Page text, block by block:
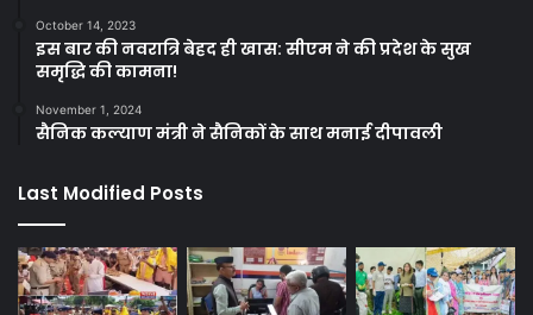
October 14, 2023
इस बार की नवरात्रि बेहद ही खास: सीएम ने की प्रदेश के सुख
समृद्धि की कामना!
November 1, 2024
सैनिक कल्याण मंत्री ने सैनिकों के साथ मनाई दीपावली
Last Modified Posts